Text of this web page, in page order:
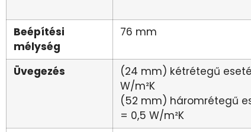
Beépítési
mélység
76 mm
Üvegezés
(24 mm) kétrétegű
W/m²K
(52 mm) háromrétegű
= 0,5 W/m²K